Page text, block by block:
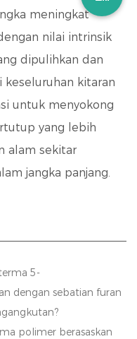
meningkat
nilai intrinsik
dipulihkan dan
keseluruhan kitaran
untuk menyokong
yang lebih
alam sekitar
jangka panjang.
5-
dengan sebatian furan
polimer berasaskan